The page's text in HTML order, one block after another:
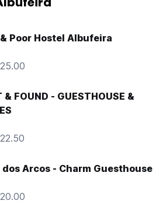
Poor Hostel Albufeira
& FOUND - GUESTHOUSE &
dos Arcos - Charm Guesthouse